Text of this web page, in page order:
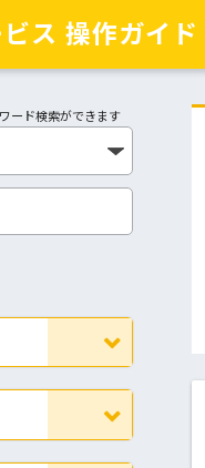
ス 操作ガイド
ード検索ができます